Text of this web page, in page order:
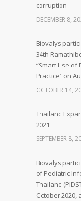
corruption
DECEMBER 8,
Biovalys
34th
“Smart Use of
Practice” on
OCTOBER 14,
Thailand
2021
SEPTEMBER 8,
Biovalys
of Pediatric
Thailand
October 2020,